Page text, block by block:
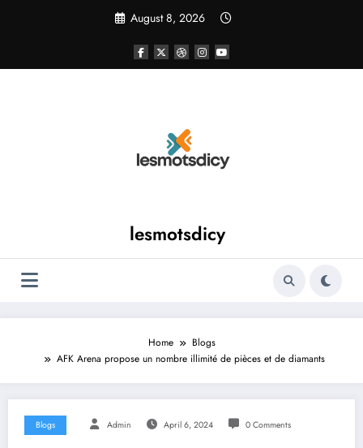
August 8, 2026
lesmotsdicy
Home
Blogs
AFK Arena propose un nombre illimité de pièces et de diamants
Blogs Admin April 6, 2024 0 Comments